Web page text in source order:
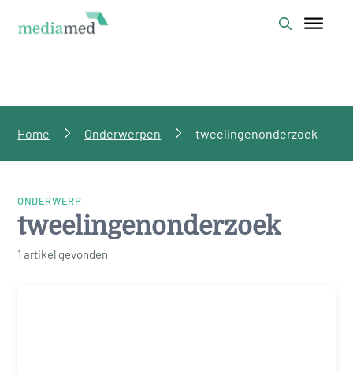
Home Onderwerpen tweelingenonderzoek
ONDERWERP
tweelingenonderzoek
1 artikel gevonden